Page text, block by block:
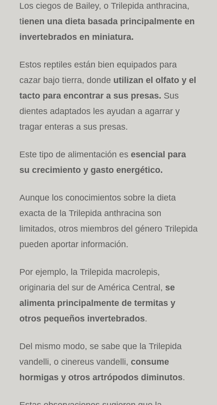
Los ciegos de Bailey, o Trilepida anthracina,
tienen una dieta basada principalmente en
invertebrados en miniatura.
Estos reptiles están bien equipados para
cazar bajo tierra, donde utilizan el olfato y el
tacto para encontrar a sus presas. Sus
dientes adaptados les ayudan a agarrar y
tragar enteras a sus presas.
Este tipo de alimentación es esencial para
su crecimiento y gasto energético.
Aunque los conocimientos sobre la dieta
exacta de la Trilepida anthracina son
limitados, otros miembros del género Trilepida
pueden aportar información.
Por ejemplo, la Trilepida macrolepis,
originaria del sur de América Central, se
alimenta principalmente de termitas y
otros pequeños invertebrados.
Del mismo modo, se sabe que la Trilepida
vandelli, o cinereus vandelli, consume
hormigas y otros artrópodos diminutos.